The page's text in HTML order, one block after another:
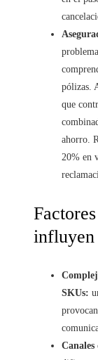
pólizas.
que
ahorro.
20% en
influyen
SKUs:
Canales